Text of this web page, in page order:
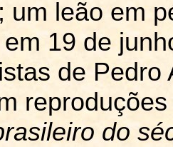
um leão em
19 de
de Pedro
do